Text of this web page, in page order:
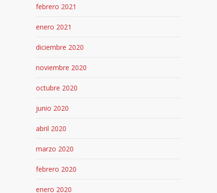
febrero 2021
enero 2021
diciembre 2020
noviembre 2020
octubre 2020
junio 2020
abril 2020
marzo 2020
febrero 2020
enero 2020